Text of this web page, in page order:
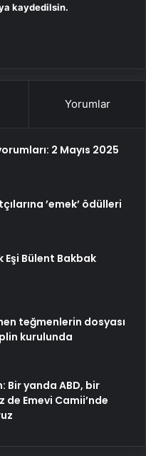
kaydedilsin.
Yorumlar
2 Mayıs 2025
’emek’ ödülleri
Eşi Bülent Bakbak
teğmenlerin dosyası
kurulunda
Bir yanda ABD, bir
de Emevi Camii’nde